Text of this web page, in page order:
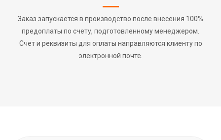
Заказ запускается в производство после внесения 100%
предоплаты по счету, подготовленному менеджером.
Счет и реквизиты для оплаты направляются клиенту по
электронной почте.